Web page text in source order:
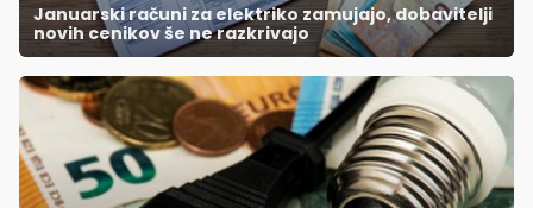
Januarski računi za elektriko zamujajo, dobavitelji
novih cenikov še ne razkrivajo